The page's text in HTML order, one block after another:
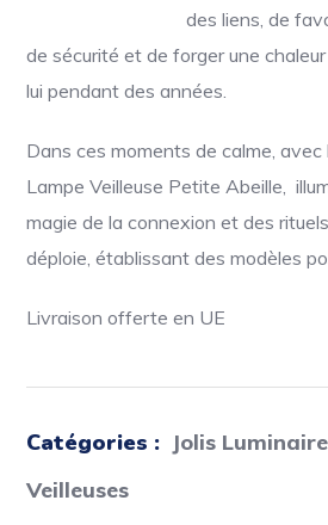
des liens, de
de sécurité et de forger une
lui pendant des années.
Dans ces moments de calme,
Lampe Veilleuse Petite Abeille,
magie de la connexion et des
déploie, établissant des modèles
Livraison offerte en UE
Catégories : Jolis
Veilleuses